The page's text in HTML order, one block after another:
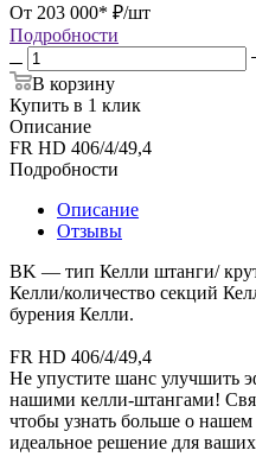
От 203 000* ₽/шт
Подробности
В корзину
Купить в 1 клик
Описание
FR HD 406/4/49,4
Подробности
Описание
Отзывы
BK — тип Келли штанги/
Келли/количество секций
бурения Келли.
FR HD 406/4/49,4
Не упустите шанс улучшить
нашими келли-штангами!
чтобы узнать больше о нашем
идеальное решение для